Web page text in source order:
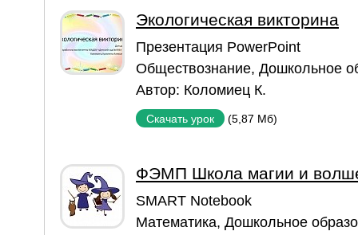
Экологическая викторина
Презентация PowerPoint
Обществознание, Дошкольное
Автор: Коломиец К.
Скачать урок (5,87 Мб)
ФЭМП Школа магии и
SMART Notebook
Математика, Дошкольное